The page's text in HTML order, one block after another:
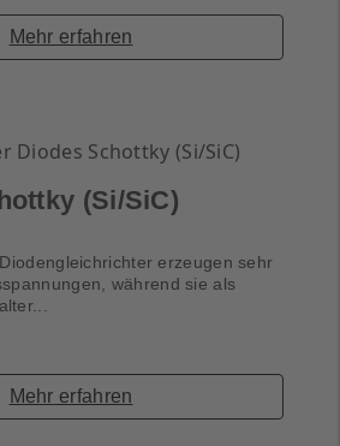
Mehr erfahren
(Si/SiC)
erzeugen sehr
während sie als
Mehr erfahren